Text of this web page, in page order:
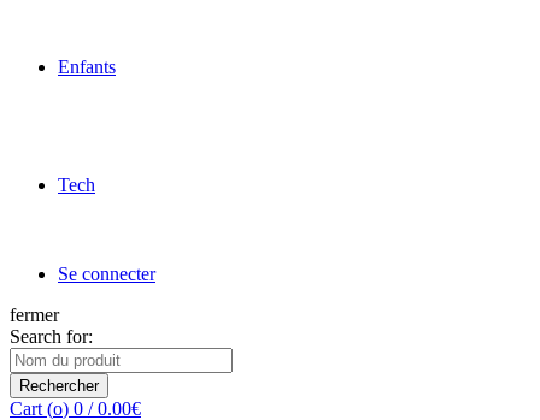
Enfants
Tech
Se connecter
fermer
Search for:
Rechercher
Cart (o) 0 / 0.00€